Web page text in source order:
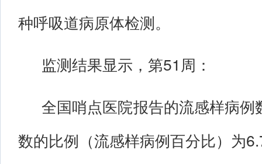
种呼吸道病原体检测。
监测结果显示，第51周：
全国哨点医院报告的流感样病
数的比例（流感样病例百分比）为